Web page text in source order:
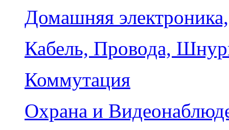
Домашняя
Кабель, Провода,
Коммутация
Охрана и